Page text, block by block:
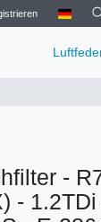
-
-